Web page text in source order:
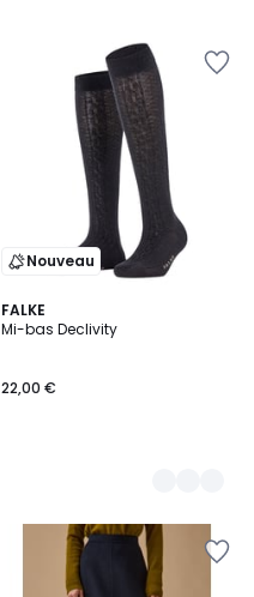
Nouveau
FALKE
Mi-bas Declivity
22,00 €
5
Couleurs